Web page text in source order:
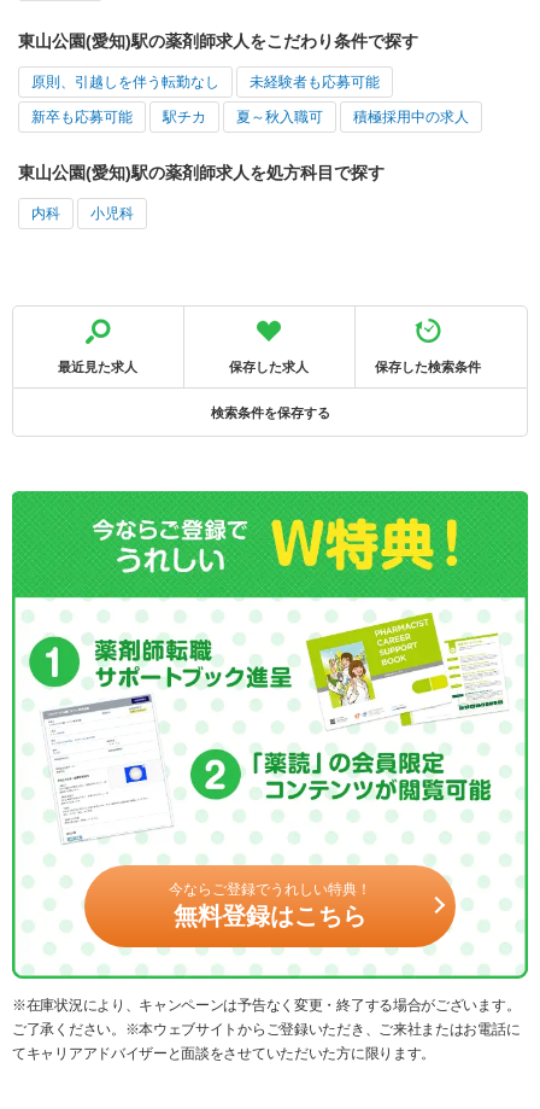
東山公園(愛知)駅の薬剤師求人をこだわり条件で探す
原則、引越しを伴う転勤なし 未経験者も応募可能
新卒も応募可能 駅チカ 夏～秋入職可 積極採用中の求人
東山公園(愛知)駅の薬剤師求人を処方科目で探す
内科 小児科
最近見た求人 保存した求人 保存した検索条件
検索条件を保存する
今ならご登録でうれしい特典！
無料登録はこちら
※在庫状況により、キャンペーンは予告なく変更・終了する場合がございます。
ご了承ください。※本ウェブサイトからご登録いただき、ご来社またはお電話に
てキャリアアドバイザーと面談をさせていただいた方に限ります。